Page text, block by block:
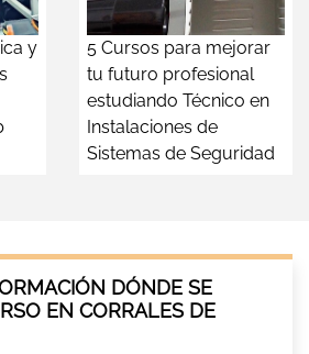
y
5 Cursos para mejorar
tu futuro profesional
estudiando Técnico en
Instalaciones de
Sistemas de Seguridad
DÓNDE SE
EN CORRALES DE